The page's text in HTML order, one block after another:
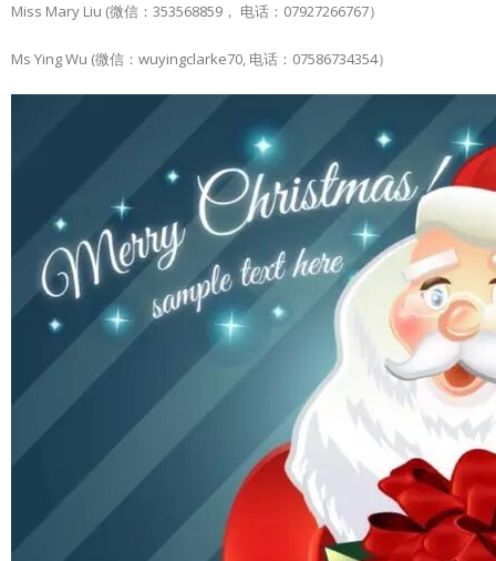
Miss Mary Liu (微信：353568859， 电话：07927266767）
Ms Ying Wu (微信：wuyingclarke70, 电话：07586734354）